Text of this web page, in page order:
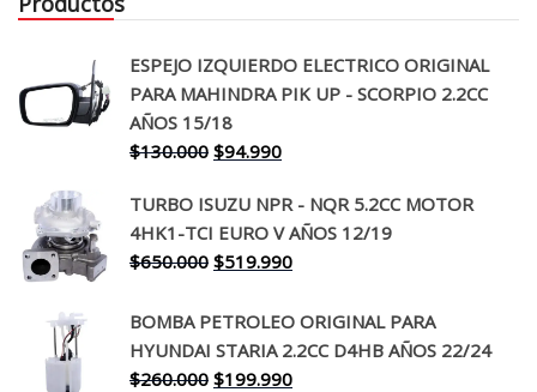
ESPEJO IZQUIERDO ELECTRICO ORIGINAL
PARA MAHINDRA PIK UP - SCORPIO 2.2CC
AÑOS 15/18
$130.000 El
original
era:
$130.000.
$94.990El
actual
es:
$94.990.
TURBO ISUZU NPR - NQR 5.2CC MOTOR
4HK1-TCI EURO V AÑOS 12/19
$650.000 El
original
era:
$650.000.
$519.990El
actual
es:
$519.990.
BOMBA PETROLEO ORIGINAL PARA
HYUNDAI STARIA 2.2CC D4HB AÑOS 22/24
$260.000 El
$199.990El